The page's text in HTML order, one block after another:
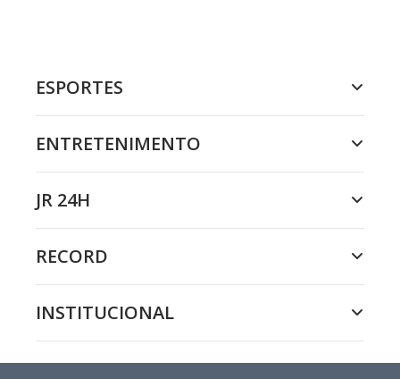
ESPORTES
ENTRETENIMENTO
JR 24H
RECORD
INSTITUCIONAL